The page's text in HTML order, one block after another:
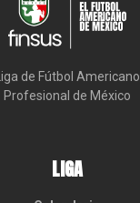
Liga de Fútbol Americano
Profesional de México
LIGA